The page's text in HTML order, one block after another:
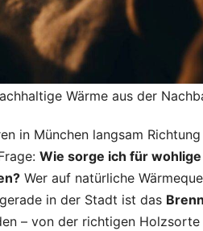
Wärme aus der
in München langsam
Wie sorge ich für
Wer auf natürliche
in der Stadt ist das
– von der richtigen
ALLGEMEIN
Wartezeiten
adé: So läuft
Diagnostik
jetzt ohne
Verzögerung